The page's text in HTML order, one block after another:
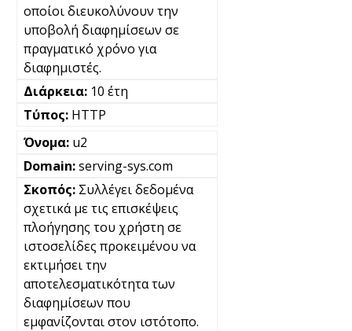
οποίοι διευκολύνουν την
υποβολή διαφημίσεων σε
πραγματικό χρόνο για
διαφημιστές.
10 έτη
HTTP
u2
serving-sys.com
Συλλέγει δεδομένα
σχετικά με τις επισκέψεις
πλοήγησης του χρήστη σε
ιστοσελίδες προκειμένου να
εκτιμήσει την
αποτελεσματικότητα των
διαφημίσεων που
εμφανίζονται στον ιστότοπο.